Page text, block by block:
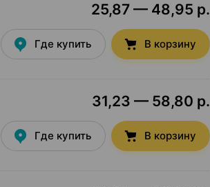
25,87 — 48,95 р.
Где купить В корзину
31,23 — 58,80 р.
Где купить В корзину